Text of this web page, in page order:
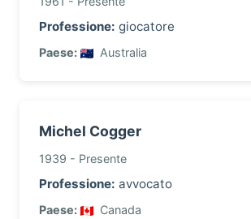
Professione: giocatore
Paese: Australia
Michel Cogger
1939 - Presente
Professione: avvocato
Paese: Canada